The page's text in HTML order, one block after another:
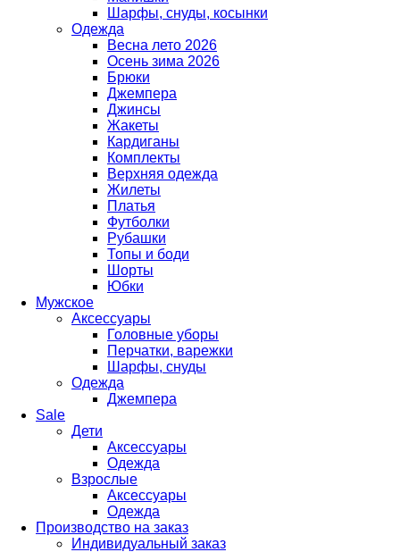
Шарфы, снуды, косынки
Одежда
Весна лето 2026
Осень зима 2026
Брюки
Джемпера
Джинсы
Жакеты
Кардиганы
Комплекты
Верхняя одежда
Жилеты
Платья
Футболки
Рубашки
Топы и боди
Шорты
Юбки
Мужское
Аксессуары
Головные уборы
Перчатки, варежки
Шарфы, снуды
Одежда
Джемпера
Sale
Дети
Аксессуары
Одежда
Взрослые
Аксессуары
Одежда
Производство на заказ
Индивидуальный заказ